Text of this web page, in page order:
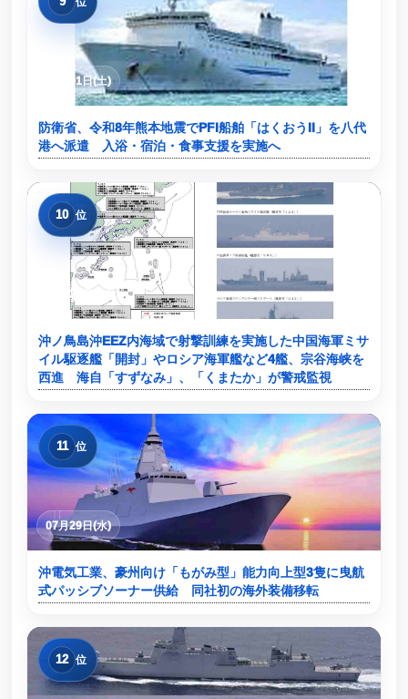
08月01日(土)
防衛省、令和8年熊本地震でPFI船舶「はくおうII」を八代
港へ派遣 入浴・宿泊・食事支援を実施へ
10 位
07月30日(木)
沖ノ鳥島沖EEZ内海域で射撃訓練を実施した中国海軍ミサ
イル駆逐艦「開封」やロシア海軍艦など4艦、宗谷海峡を
西進 海自「すずなみ」、「くまたか」が警戒監視
11 位
07月29日(水)
沖電気工業、豪州向け「もがみ型」能力向上型3隻に曳航
式パッシブソーナー供給 同社初の海外装備移転
12 位